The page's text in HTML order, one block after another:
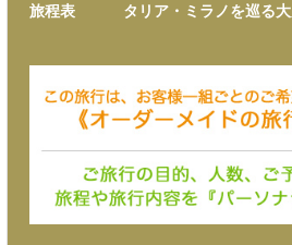
旅程表
タリア・ミラノを巡る